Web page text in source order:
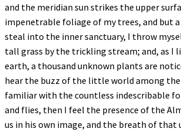
and the meridian sun strikes the upper
impenetrable foliage of my trees, and but
steal into the inner sanctuary, I throw
tall grass by the trickling stream; and, as I
earth, a thousand unknown plants are
hear the buzz of the little world among
familiar with the countless indescribable
and flies, then I feel the presence of the
us in his own image, and the breath of that